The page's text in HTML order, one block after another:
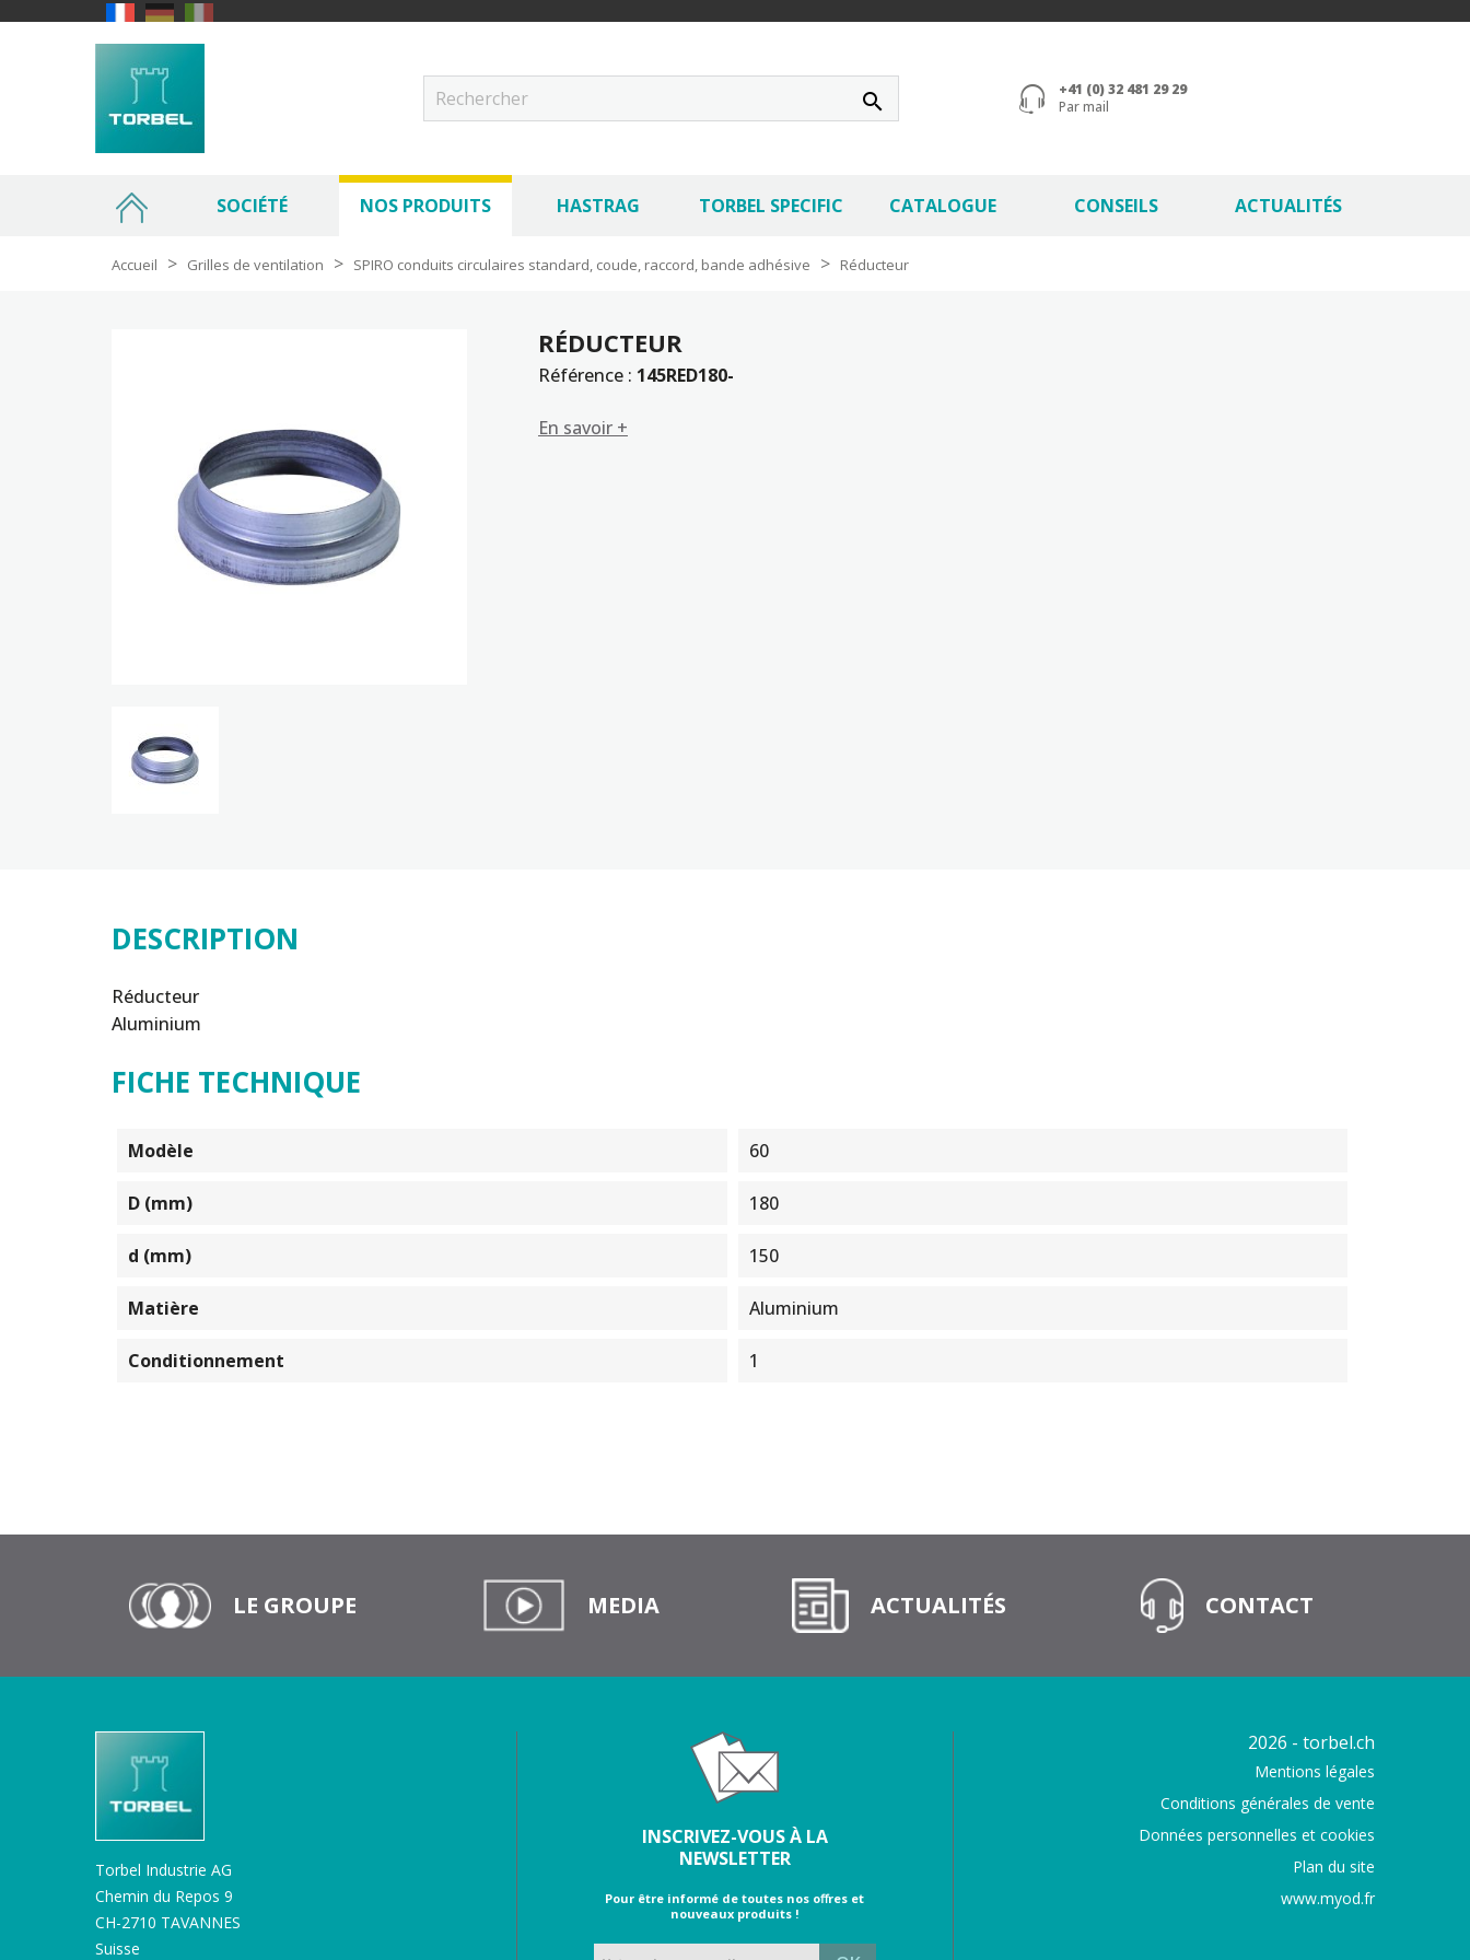
search
+41 (0) 32 481 29 29
Par mail
SOCIÉTÉ NOS PRODUITS HASTRAG TORBEL SPECIFIC CATALOGUE CONSEILS ACTUALITÉS
Accueil Grilles de ventilation SPIRO conduits circulaires standard, coude, raccord, bande adhésive Réducteur
RÉDUCTEUR
Référence : 145RED180-
En savoir +
DESCRIPTION
Réducteur
Aluminium
FICHE TECHNIQUE
Modèle 60
D (mm) 180
d (mm) 150
Matière Aluminium
Conditionnement 1
LE GROUPE MEDIA ACTUALITÉS CONTACT
Torbel Industrie AG
Chemin du Repos 9
CH-2710 TAVANNES
Suisse
INSCRIVEZ-VOUS À LA
NEWSLETTER
Pour être informé de toutes nos oﬀres et
nouveaux produits !
2026 - torbel.ch
Mentions légales
Conditions générales de vente
Données personnelles et cookies
Plan du site
www.myod.fr